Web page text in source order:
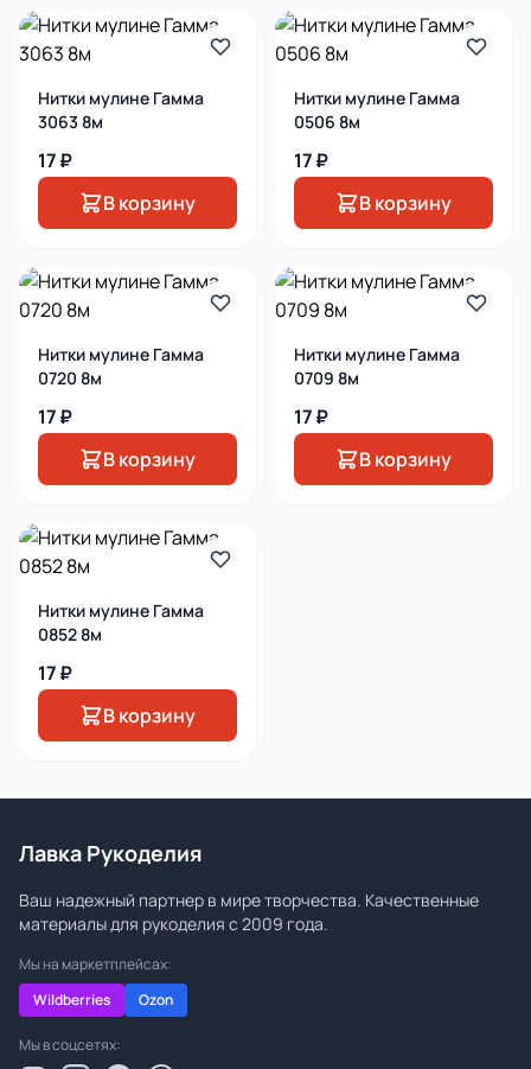
Нитки мулине Гамма
3063 8м
17 ₽
В корзину
Нитки мулине Гамма
0506 8м
17 ₽
В корзину
Нитки мулине Гамма
0720 8м
17 ₽
В корзину
Нитки мулине Гамма
0709 8м
17 ₽
В корзину
Нитки мулине Гамма
0852 8м
17 ₽
В корзину
Лавка Рукоделия
Ваш надежный партнер в мире творчества. Качественные
материалы для рукоделия с 2009 года.
Мы на маркетплейсах:
Wildberries
Ozon
Мы в соцсетях: